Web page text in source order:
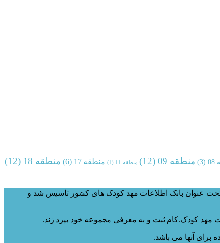
(3) منطقه 09 (12) منطقه 11 (1) منطقه 17 (6) منطقه 18 (12)
مهد کودک.کام با هدف ایجاد یک پایگاه کامل و جامع از مهد کودک ها، خانه‌های بازی، مراکز آموزشی تفریحی کودک، درسال ۱۳۹۵ تحت عنوان بانک اطلاعات مهد کودک های کشور تاسیس شد و
کودک.کام ثبت و به معرفی مجموعه خود بپردازند.
آنها می باشد.